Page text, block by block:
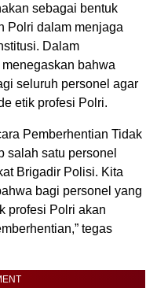
sebagai bentuk
Polri dalam menjaga
Dalam
bahwa
seluruh personel agar
etik profesi Polri.
Pemberhentian Tidak
salah satu personel
Brigadir Polisi. Kita
bagi personel yang
profesi Polri akan
tegas